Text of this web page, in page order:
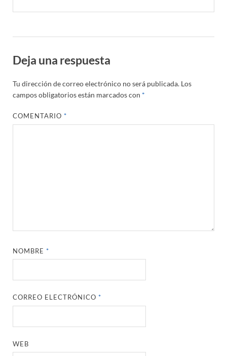
Deja una respuesta
Tu dirección de correo electrónico no será publicada. Los
campos obligatorios están marcados con *
COMENTARIO*
NOMBRE*
CORREO ELECTRÓNICO*
WEB